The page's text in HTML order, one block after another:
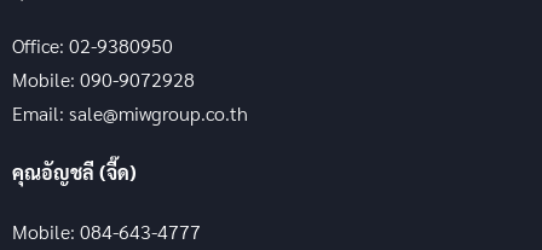
Office: 02-9380950
Mobile: 090-9072928
Email: sale@miwgroup.co.th
คุณอัญชลี (จี๊ด)
Mobile: 084-643-4777